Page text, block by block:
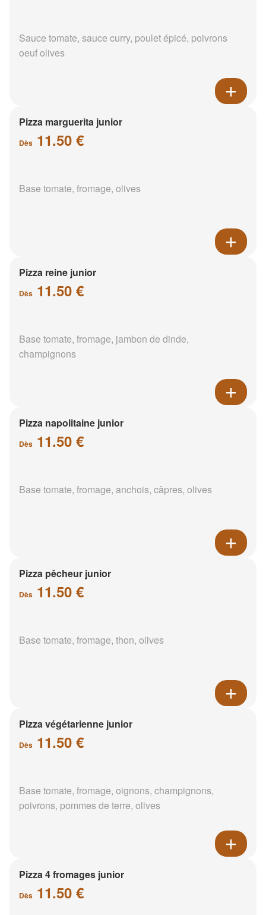
Sauce tomate, sauce curry, poulet épicé, poivrons
oeuf olives
Pizza marguerita junior
Dès 11.50 €
Base tomate, fromage, olives
Pizza reine junior
Dès 11.50 €
Base tomate, fromage, jambon de dinde,
champignons
Pizza napolitaine junior
Dès 11.50 €
Base tomate, fromage, anchois, câpres, olives
Pizza pêcheur junior
Dès 11.50 €
Base tomate, fromage, thon, olives
Pizza végétarienne junior
Dès 11.50 €
Base tomate, fromage, oignons, champignons,
poivrons, pommes de terre, olives
Pizza 4 fromages junior
Dès 11.50 €